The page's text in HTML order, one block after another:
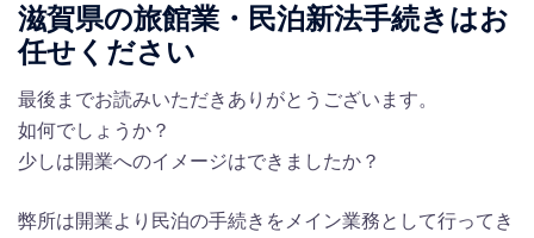
滋賀県の旅館業・民泊新法手続きはお
任せください
最後までお読みいただきありがとうございます。
如何でしょうか？
少しは開業へのイメージはできましたか？
弊所は開業より民泊の手続きをメイン業務として行ってき